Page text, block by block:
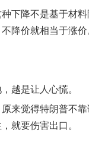
下降不是基于材
降价就相当于涨价
越是让人心慌。
来觉得特朗普不
就要伤害出口。